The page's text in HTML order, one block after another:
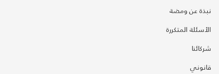
نبذة عن ومضة
الأسئلة المتكررة
شركائنا
قانوني